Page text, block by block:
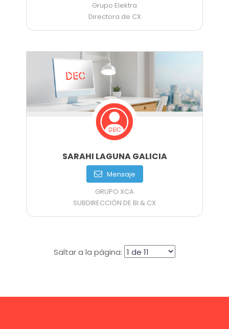
Grupo Elektra
Directora de CX
SARAHI LAGUNA GALICIA
Mensaje
GRUPO XCA
SUBDIRECCIÓN DE BI & CX
Saltar a la página: